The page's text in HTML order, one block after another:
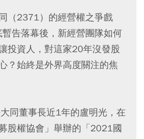
（2371）的經營權之爭戲
告落幕後，新經營團隊如何
投資人，對這家20年沒發股
？始終是外界高度關注的焦
同董事長近1年的盧明光，在
股權協會」舉辦的「2021國